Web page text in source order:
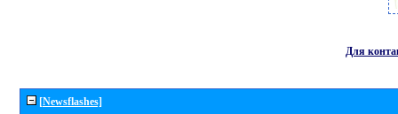
Для
[Newsflashes]